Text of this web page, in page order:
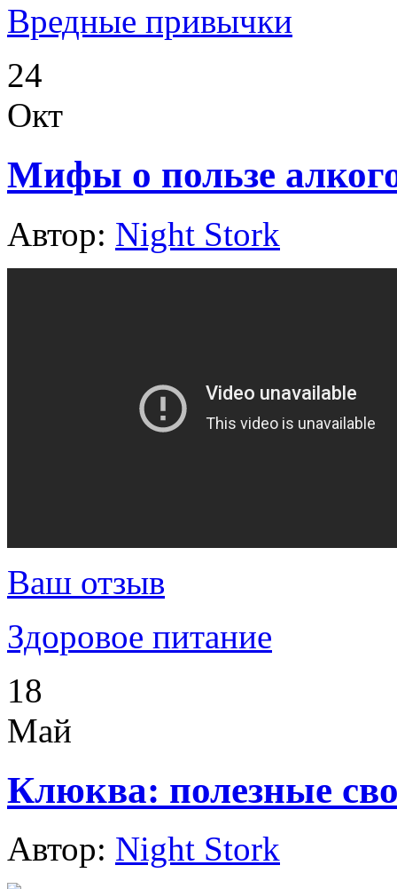
Вредные привычки
24
Окт
Мифы о пользе
Автор: Night Stork
Ваш отзыв
Здоровое питание
18
Май
Клюква: полезные
Автор: Night Stork